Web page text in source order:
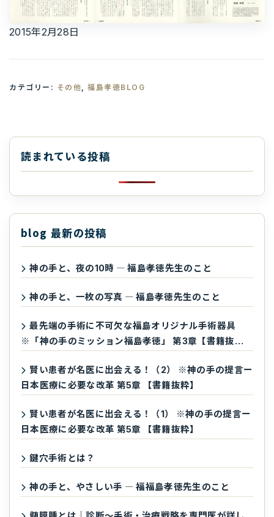
2015年2月28日
カテゴリー: その他 福島孝徳BLOG
読まれている投稿
blog 最新の投稿
神の手と、夜の10時 ― 福島孝徳先生のこと
神の手と、一枚の写真 ― 福島孝徳先生のこと
最先端の手術に不可欠な福島オリジナル手術器具
※「神の手のミッション福島孝徳」 第3章【書籍抜
賢い患者が名医に出会える！（2） ※神の手の提言ー
日本医療に必要な改革 第5章 【書籍抜粋】
賢い患者が名医に出会える！（1） ※神の手の提言ー
日本医療に必要な改革 第5章 【書籍抜粋】
鍵穴手術とは？
神の手と、やさしい手 ― 福福島孝徳先生のこと